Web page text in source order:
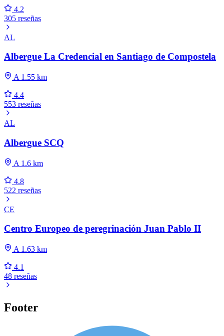
4.2
305 reseñas
AL
Albergue La Credencial en Santiago de Compostela
A 1.55 km
4.4
553 reseñas
AL
Albergue SCQ
A 1.6 km
4.8
522 reseñas
CE
Centro Europeo de peregrinación Juan Pablo II
A 1.63 km
4.1
48 reseñas
Footer